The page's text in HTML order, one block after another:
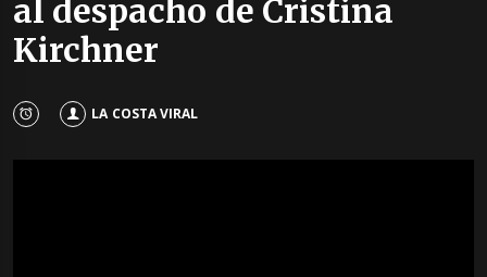
al despacho de Cristina
Kirchner
LA COSTA VIRAL